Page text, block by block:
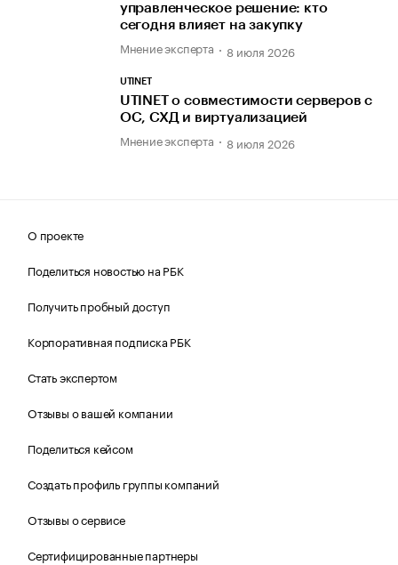
управленческое решение: кто
сегодня влияет на закупку
Мнение эксперта 8 июля 2026
UTINET
UTINET о совместимости серверов с
ОС, СХД и виртуализацией
Мнение эксперта 8 июля 2026
О проекте
Поделиться новостью на РБК
Получить пробный доступ
Корпоративная подписка РБК
Стать экспертом
Отзывы о вашей компании
Поделиться кейсом
Создать профиль группы компаний
Отзывы о сервисе
Сертифицированные партнеры